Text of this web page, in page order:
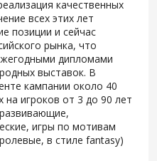
качественных
всех этих лет
позиции и сейчас
рынка, что
дипломами
выставок. В
кампании около 40
на игроков от 3 до 90 лет
игры по мотивам
в стиле fantasy)